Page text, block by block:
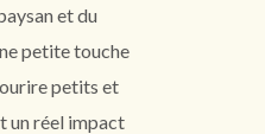
et du
petite touche
petits et
un réel impact